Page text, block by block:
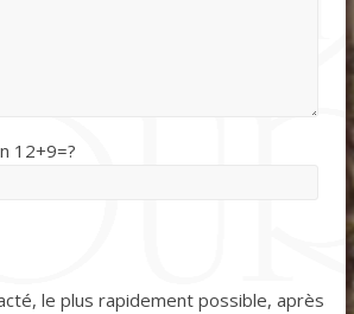
12+9=?
le plus rapidement possible, après